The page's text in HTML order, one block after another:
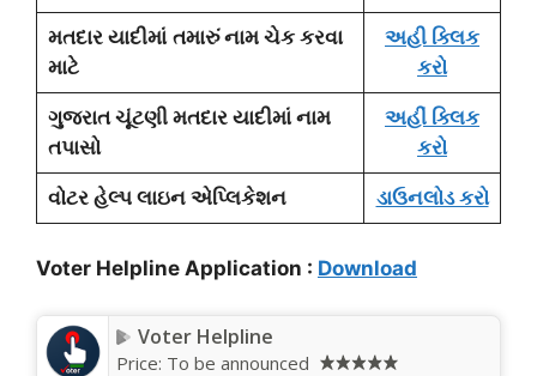
મતદાર યાદીમાં તમારું નામ ચેક કરવા
માટે
અહી ક્લિક
કરો
ગુજરાત ચૂંટણી મતદાર યાદીમાં નામ
તપાસો
અહીં ક્લિક
કરો
વોટર હેલ્પ લાઇન એપ્લિકેશન ડાઉનલોડ કરો
Voter Helpline Application : Download
Voter Helpline
Price: To be announced